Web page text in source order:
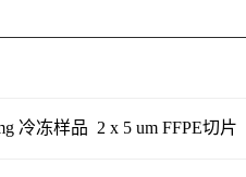
冷冻样品 2 x 5 um FFPE切片